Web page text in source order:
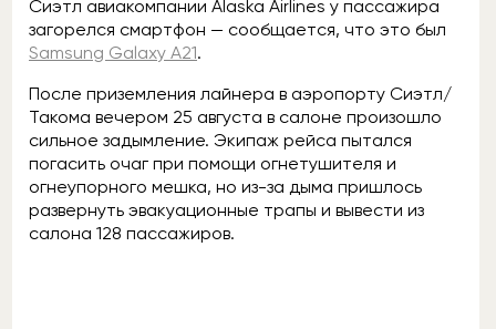
Сиэтл авиакомпании Alaska Airlines у пассажира
загорелся смартфон — сообщается, что это был
Samsung Galaxy A21.
После приземления лайнера в аэропорту Сиэтл/
Такома вечером 25 августа в салоне произошло
сильное задымление. Экипаж рейса пытался
погасить очаг при помощи огнетушителя и
огнеупорного мешка, но из-за дыма пришлось
развернуть эвакуационные трапы и вывести из
салона 128 пассажиров.